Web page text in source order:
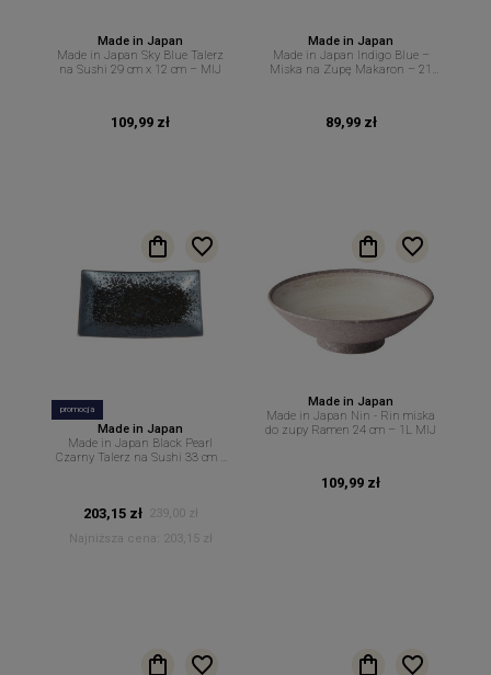
Made in Japan
Made in Japan Sky Blue Talerz
na Sushi 29 cm x 12 cm – MIJ
109,99 zł
Made in Japan
Made in Japan Indigo Blue –
Miska na Zupę Makaron – 21
89,99 zł
promocja
Made in Japan
Made in Japan Black Pearl
Czarny Talerz na Sushi 33 cm x
203,15 zł 239,00 zł
Najniższa cena:
203,15 zł
Made in Japan
Made in Japan Nin - Rin miska
do zupy Ramen 24 cm – 1L MIJ
109,99 zł